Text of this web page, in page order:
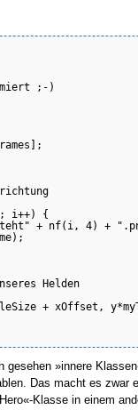
;-)
i++) {
+ nf(i, 4) +
Helden
+ xOffset,
»innere
Das macht es
Klasse in einem